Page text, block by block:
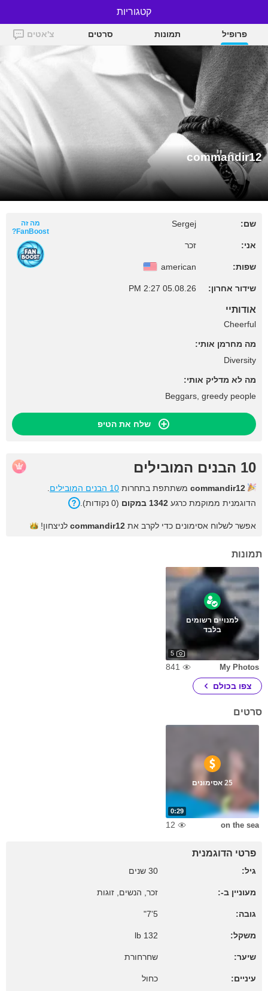
commandir12
פרופיל תמונות סרטים צ'אטים
commandir12
שם: Sergej
אני: זכר
שפות: american
שידור אחרון: 05.08.26 2:27 PM
מה זה
FanBoost?
אודותיי
Cheerful
מה מחרמן אותי:
Diversity
מה לא מדליק אותי:
Beggars, greedy people
שלח את הטיפ
10 הבנים המובילים
commandir12 משתתפת בתחרות 10 הבנים המובילים
הדוגמנית ממוקמת כרגע 1342 במקום (0 נקודות).
אפשר לשלוח אסימונים כדי לקרב את commandir12 לניצחון!
תמונות
למנויים רשומים
בלבד
5
My Photos
841
צפו בכולם
סרטים
0:29
25 אסימונים
on the sea
12
פרטי הדוגמנית
גיל: 30 שנים
מעוניין ב-: זכר, הנשים, זוגות
גובה: 5'7"
משקל: 132 lb
שיער: שחרחורת
עיניים: כחול
קטגוריות